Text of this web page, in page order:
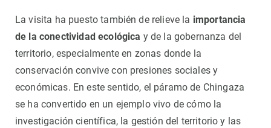
La visita ha puesto también de relieve la importancia
de la conectividad ecológica y de la gobernanza del
territorio, especialmente en zonas donde la
conservación convive con presiones sociales y
económicas. En este sentido, el páramo de Chingaza
se ha convertido en un ejemplo vivo de cómo la
investigación científica, la gestión del territorio y las